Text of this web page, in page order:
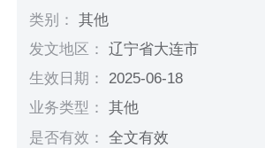
类别：其他
发文地区：辽宁省大连市
生效日期： 2025-06-18
业务类型：其他
是否有效：全文有效